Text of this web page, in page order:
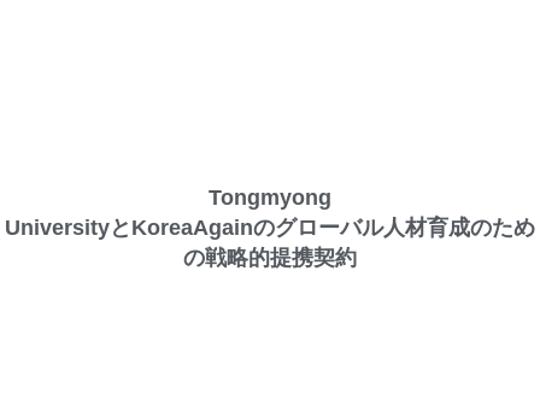
Tongmyong
UniversityとKoreaAgainのグローバル人材育成のため
の戦略的提携契約